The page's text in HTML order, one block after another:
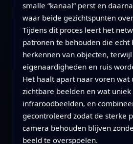
smalle “kanaal” perst en
waar beide gezichtspunten
Tijdens dit proces leert het
patronen te behouden die echt
herkennen van objecten,
eigenaardigheden en ruis
Het haalt apart naar voren wat
zichtbare beelden en wat uniek
infraroodbeelden, en
gecontroleerd zodat de sterke
camera behouden blijven
beeld te overspoelen.